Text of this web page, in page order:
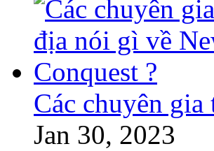
Các chuyên
Jan 30, 2023